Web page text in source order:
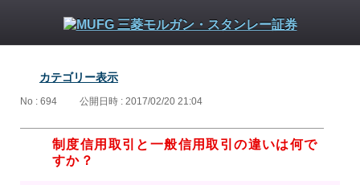
カテゴリー表示
No : 694 公開日時 : 2017/02/20 21:04
制度信用取引と一般信用取引の違いは何で
すか？